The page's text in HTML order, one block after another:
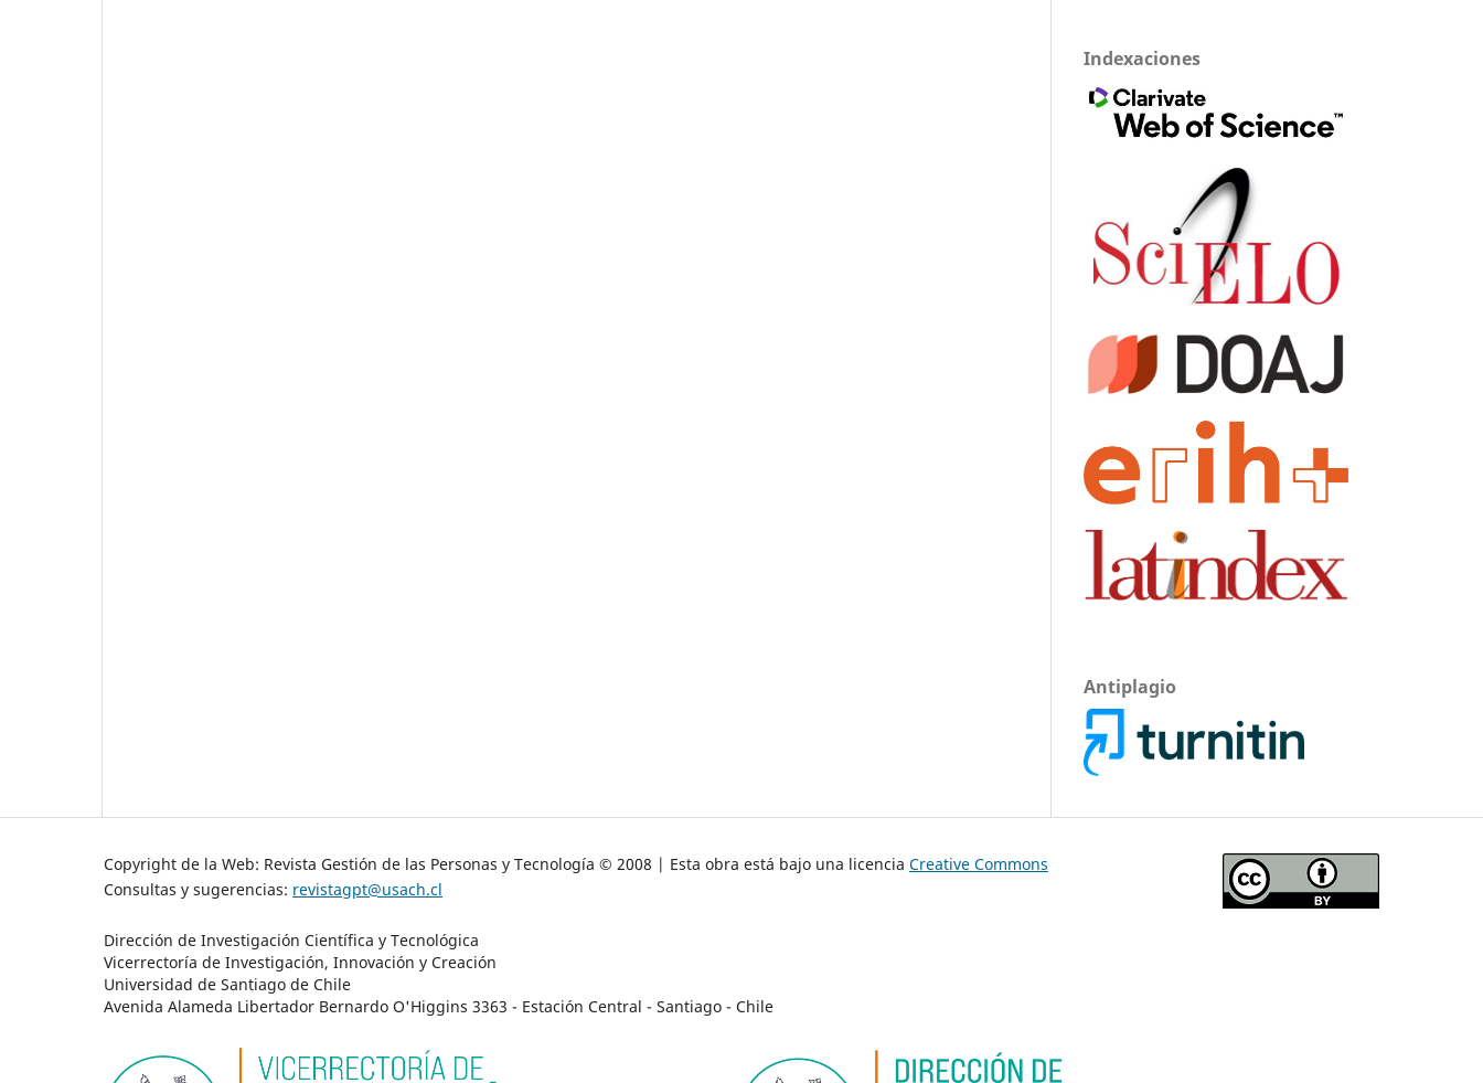
Indexaciones
Antiplagio
Copyright de la Web: Revista Gestión de las Personas y Tecnología © 2008 | Esta obra está bajo una licencia Creative Commons
Consultas y sugerencias: revistagpt@usach.cl
Dirección de Investigación Científica y Tecnológica
Vicerrectoría de Investigación, Innovación y Creación
Universidad de Santiago de Chile
Avenida Alameda Libertador Bernardo O'Higgins 3363 - Estación Central - Santiago - Chile